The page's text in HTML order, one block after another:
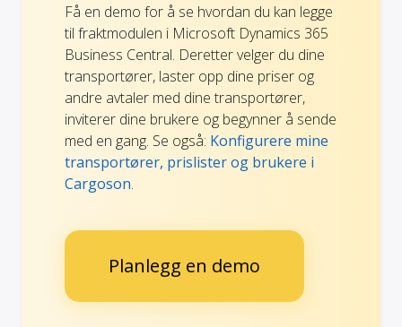
Få en demo for å se hvordan du kan legge
til fraktmodulen i Microsoft Dynamics 365
Business Central. Deretter velger du dine
transportører, laster opp dine priser og
andre avtaler med dine transportører,
inviterer dine brukere og begynner å sende
med en gang. Se også: Konfigurere mine
transportører, prislister og brukere i
Cargoson.
Planlegg en demo